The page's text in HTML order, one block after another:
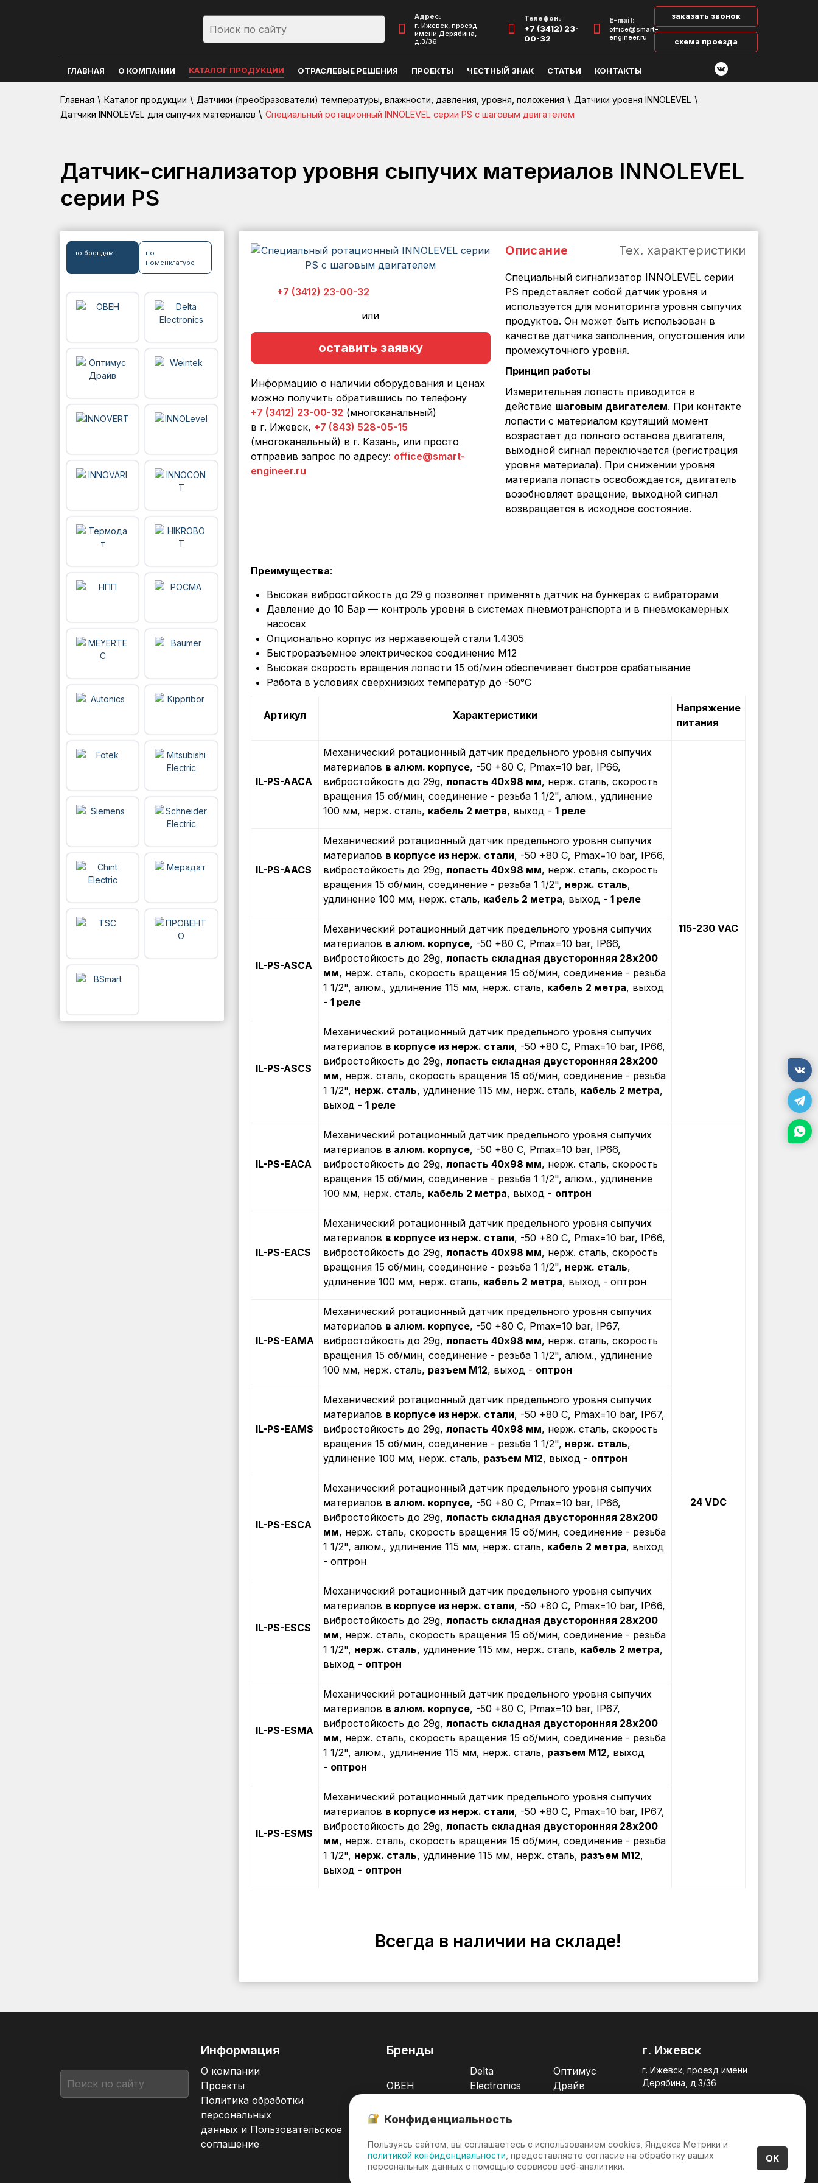
Адрес:
г. Ижевск, проезд
имени Дерябина,
д.3/36
Телефон:
+7 (3412) 23-
00-32
E-mail:
office@smart-
engineer.ru
заказать звонок
схема проезда
ГЛАВНАЯ О КОМПАНИИ КАТАЛОГ ПРОДУКЦИИ ОТРАСЛЕВЫЕ РЕШЕНИЯ ПРОЕКТЫ ЧЕСТНЫЙ ЗНАК СТАТЬИ КОНТАКТЫ
Главная \ Каталог продукции \ Датчики (преобразователи) температуры, влажности, давления, уровня, положения \ Датчики уровня INNOLEVEL \
Датчики INNOLEVEL для сыпучих материалов \ Специальный ротационный INNOLEVEL серии PS с шаговым двигателем
Датчик-сигнализатор уровня сыпучих материалов INNOLEVEL
серии PS
по брендам
по
номенклатуре
+7 (3412) 23-00-32
или
оставить заявку
Информацию о наличии оборудования и ценах
можно получить обратившись по телефону
+7 (3412) 23-00-32 (многоканальный)
в г. Ижевск, +7 (843) 528-05-15
(многоканальный) в г. Казань, или просто
отправив запрос по адресу: office@smart-
engineer.ru
Описание Тех. характеристики
Специальный сигнализатор INNOLEVEL серии
PS представляет собой датчик уровня и
используется для мониторинга уровня сыпучих
продуктов. Он может быть использован в
качестве датчика заполнения, опустошения или
промежуточного уровня.
Принцип работы
Измерительная лопасть приводится в
действие шаговым двигателем. При контакте
лопасти с материалом крутящий момент
возрастает до полного останова двигателя,
выходной сигнал переключается (регистрация
уровня материала). При снижении уровня
материала лопасть освобождается, двигатель
возобновляет вращение, выходной сигнал
возвращается в исходное состояние.
Преимущества:
Высокая вибростойкость до 29 g позволяет применять датчик на бункерах с вибраторами
Давление до 10 Бар — контроль уровня в системах пневмотранспорта и в пневмокамерных
насосах
Опционально корпус из нержавеющей стали 1.4305
Быстроразъемное электрическое соединение M12
Высокая скорость вращения лопасти 15 об/мин обеспечивает быстрое срабатывание
Работа в условиях сверхнизких температур до -50°С
Артикул Характеристики
Напряжение
питания
IL-PS-AACA
Механический ротационный датчик предельного уровня сыпучих
материалов в алюм. корпусе, -50 +80 С, Рmax=10 bar, IP66,
вибростойкость до 29g, лопасть 40х98 мм, нерж. сталь, скорость
вращения 15 об/мин, соединение - резьба 1 1/2", алюм., удлинение
100 мм, нерж. сталь, кабель 2 метра, выход - 1 реле
115-230 VAC
IL-PS-AACS
Механический ротационный датчик предельного уровня сыпучих
материалов в корпусе из нерж. стали, -50 +80 С, Рmax=10 bar, IP66,
вибростойкость до 29g, лопасть 40х98 мм, нерж. сталь, скорость
вращения 15 об/мин, соединение - резьба 1 1/2", нерж. сталь,
удлинение 100 мм, нерж. сталь, кабель 2 метра, выход - 1 реле
IL-PS-ASCA
Механический ротационный датчик предельного уровня сыпучих
материалов в алюм. корпусе, -50 +80 С, Рmax=10 bar, IP66,
вибростойкость до 29g, лопасть складная двусторонняя 28х200
мм, нерж. сталь, скорость вращения 15 об/мин, соединение - резьба
1 1/2", алюм., удлинение 115 мм, нерж. сталь, кабель 2 метра, выход
- 1 реле
IL-PS-ASCS
Механический ротационный датчик предельного уровня сыпучих
материалов в корпусе из нерж. стали, -50 +80 С, Рmax=10 bar, IP66,
вибростойкость до 29g, лопасть складная двусторонняя 28х200
мм, нерж. сталь, скорость вращения 15 об/мин, соединение - резьба
1 1/2", нерж. сталь, удлинение 115 мм, нерж. сталь, кабель 2 метра,
выход - 1 реле
IL-PS-EACA
Механический ротационный датчик предельного уровня сыпучих
материалов в алюм. корпусе, -50 +80 С, Рmax=10 bar, IP66,
вибростойкость до 29g, лопасть 40х98 мм, нерж. сталь, скорость
вращения 15 об/мин, соединение - резьба 1 1/2", алюм., удлинение
100 мм, нерж. сталь, кабель 2 метра, выход - оптрон
24 VDC
IL-PS-EACS
Механический ротационный датчик предельного уровня сыпучих
материалов в корпусе из нерж. стали, -50 +80 С, Рmax=10 bar, IP66,
вибростойкость до 29g, лопасть 40х98 мм, нерж. сталь, скорость
вращения 15 об/мин, соединение - резьба 1 1/2", нерж. сталь,
удлинение 100 мм, нерж. сталь, кабель 2 метра, выход - оптрон
IL-PS-EAMA
Механический ротационный датчик предельного уровня сыпучих
материалов в алюм. корпусе, -50 +80 С, Рmax=10 bar, IP67,
вибростойкость до 29g, лопасть 40х98 мм, нерж. сталь, скорость
вращения 15 об/мин, соединение - резьба 1 1/2", алюм., удлинение
100 мм, нерж. сталь, разъем M12, выход - оптрон
IL-PS-EAMS
Механический ротационный датчик предельного уровня сыпучих
материалов в корпусе из нерж. стали, -50 +80 С, Рmax=10 bar, IP67,
вибростойкость до 29g, лопасть 40х98 мм, нерж. сталь, скорость
вращения 15 об/мин, соединение - резьба 1 1/2", нерж. сталь,
удлинение 100 мм, нерж. сталь, разъем M12, выход - оптрон
IL-PS-ESCA
Механический ротационный датчик предельного уровня сыпучих
материалов в алюм. корпусе, -50 +80 С, Рmax=10 bar, IP66,
вибростойкость до 29g, лопасть складная двусторонняя 28х200
мм, нерж. сталь, скорость вращения 15 об/мин, соединение - резьба
1 1/2", алюм., удлинение 115 мм, нерж. сталь, кабель 2 метра, выход
- оптрон
IL-PS-ESCS
Механический ротационный датчик предельного уровня сыпучих
материалов в корпусе из нерж. стали, -50 +80 С, Рmax=10 bar, IP66,
вибростойкость до 29g, лопасть складная двусторонняя 28х200
мм, нерж. сталь, скорость вращения 15 об/мин, соединение - резьба
1 1/2", нерж. сталь, удлинение 115 мм, нерж. сталь, кабель 2 метра,
выход - оптрон
IL-PS-ESMA
Механический ротационный датчик предельного уровня сыпучих
материалов в алюм. корпусе, -50 +80 С, Рmax=10 bar, IP67,
вибростойкость до 29g, лопасть складная двусторонняя 28х200
мм, нерж. сталь, скорость вращения 15 об/мин, соединение - резьба
1 1/2", алюм., удлинение 115 мм, нерж. сталь, разъем М12, выход
- оптрон
IL-PS-ESMS
Механический ротационный датчик предельного уровня сыпучих
материалов в корпусе из нерж. стали, -50 +80 С, Рmax=10 bar, IP67,
вибростойкость до 29g, лопасть складная двусторонняя 28х200
мм, нерж. сталь, скорость вращения 15 об/мин, соединение - резьба
1 1/2", нерж. сталь, удлинение 115 мм, нерж. сталь, разъем M12,
выход - оптрон
Всегда в наличии на складе!
Информация
О компании
Проекты
Политика обработки
персональных
данных и Пользовательское
соглашение
Бренды
ОВЕН
Delta
Electronics
Оптимус
Драйв
INNOVARI
INNOCONT
HIKROBOT
"ПРОМА"
показать все
г. Ижевск
г. Ижевск, проезд имени
Дерябина, д.3/36
Конфиденциальность
Пользуясь сайтом, вы соглашаетесь с использованием cookies, Яндекса Метрики и
политикой конфиденциальности , предоставляете согласие на обработку ваших
персональных данных с помощью сервисов веб-аналитики.
OK